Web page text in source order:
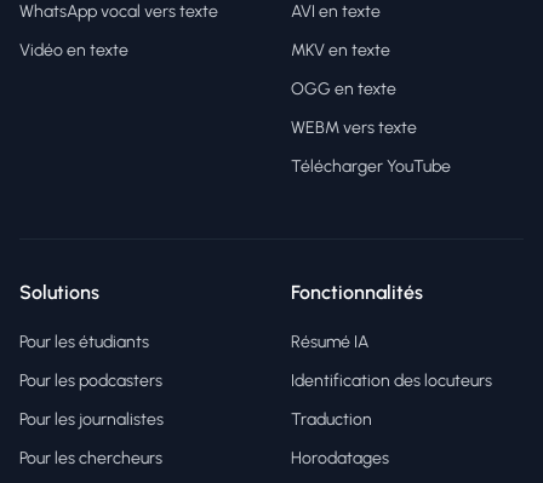
WhatsApp vocal vers texte
Vidéo en texte
AVI en texte
MKV en texte
OGG en texte
WEBM vers texte
Télécharger YouTube
Solutions
Pour les étudiants
Pour les podcasters
Pour les journalistes
Pour les chercheurs
Fonctionnalités
Résumé IA
Identification des locuteurs
Traduction
Horodatages